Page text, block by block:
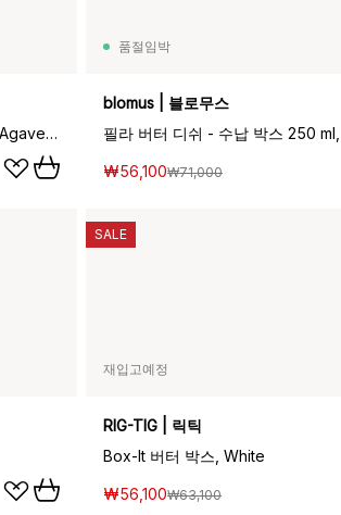
필라 버터 디쉬 - 수납 박스 250 ml, Agave green
품절임박
blomus | 블로무스
₩56,100₩71,000
재입고예정
RIG-TIG | 릭틱
Box-It 버터 박스, White
₩56,100₩63,100
SALE